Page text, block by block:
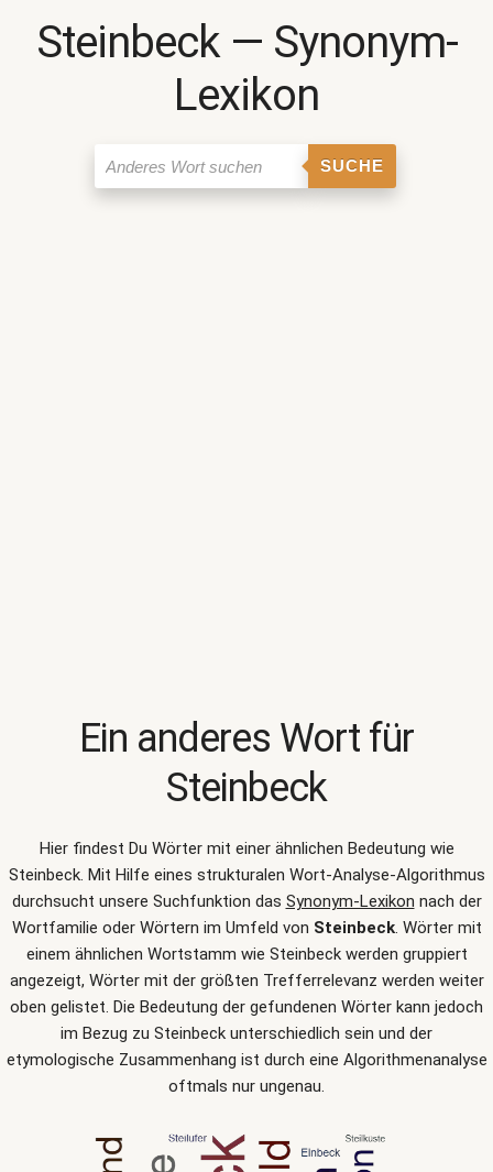
Steinbeck ― Synonym-
Lexikon
SUCHE
Ein anderes Wort für
Steinbeck
Hier findest Du Wörter mit einer ähnlichen Bedeutung wie
Steinbeck. Mit Hilfe eines strukturalen Wort-Analyse-Algorithmus
durchsucht unsere Suchfunktion das Synonym-Lexikon nach der
Wortfamilie oder Wörtern im Umfeld von Steinbeck. Wörter mit
einem ähnlichen Wortstamm wie Steinbeck werden gruppiert
angezeigt, Wörter mit der größten Trefferrelevanz werden weiter
oben gelistet. Die Bedeutung der gefundenen Wörter kann jedoch
im Bezug zu Steinbeck unterschiedlich sein und der
etymologische Zusammenhang ist durch eine Algorithmenanalyse
oftmals nur ungenau.